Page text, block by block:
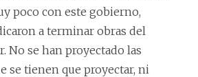
poco con este gobierno,
a terminar obras del
No se han proyectado las
se tienen que proyectar, ni